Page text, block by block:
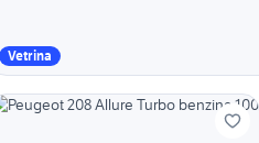
Vetrina